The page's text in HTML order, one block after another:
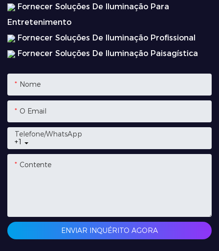
Fornecer Soluções De Iluminação Para
Entretenimento
Fornecer Soluções De Iluminação Profissional
Fornecer Soluções De Iluminação Paisagística
Nome
O Email
+1
Telefone/whatsApp
Contente
ENVIAR INQUÉRITO AGORA